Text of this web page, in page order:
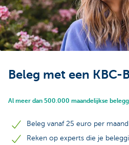
Particulieren
Beleg met een KBC-
Al meer dan 500.000 maandelijkse
Beleg vanaf 25 euro per maand
Reken op experts die je